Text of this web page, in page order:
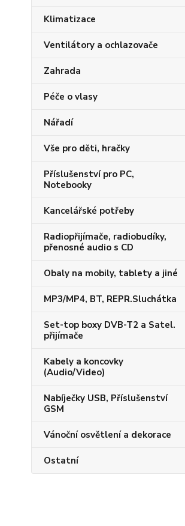
Klimatizace
Ventilátory a ochlazovače
Zahrada
Péče o vlasy
Nářadí
Vše pro děti, hračky
Příslušenství pro PC,
Notebooky
Kancelářské potřeby
Radiopřijímače, radiobudíky,
přenosné audio s CD
Obaly na mobily, tablety a jiné
MP3/MP4, BT, REPR.Sluchátka
Set-top boxy DVB-T2 a Satel.
přijímače
Kabely a koncovky
(Audio/Video)
Nabíječky USB, Příslušenství
GSM
Vánoční osvětlení a dekorace
Ostatní